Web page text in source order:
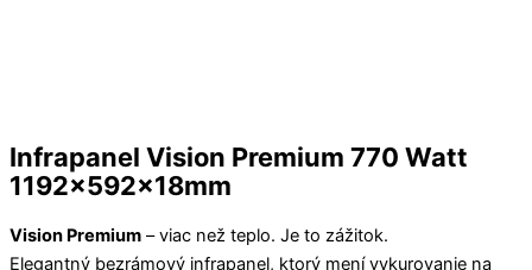
Infrapanel Vision Premium 770 Watt
1192x592x18mm
Vision Premium – viac než teplo. Je to zážitok.
Elegantný bezrámový infrapanel, ktorý mení vykurovanie na